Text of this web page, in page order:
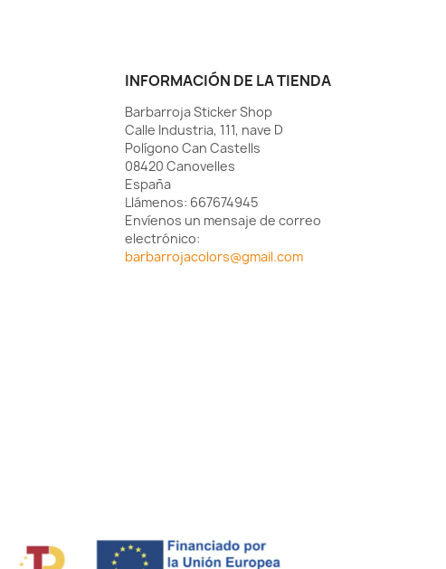
INFORMACIÓN DE LA TIENDA
Barbarroja Sticker Shop
Calle Industria, 111, nave D
Polígono Can Castells
08420 Canovelles
España
Llámenos: 667674945
Envíenos un mensaje de correo
electrónico:
barbarrojacolors@gmail.com